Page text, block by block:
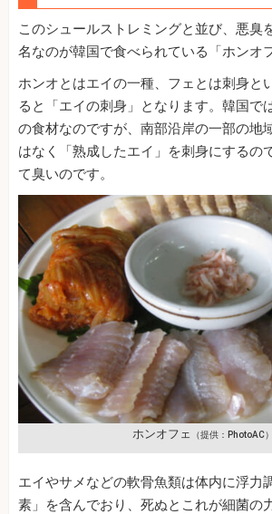
このシュールストレミングと並び、悪臭
名なのが韓国で食べられている「ホンオ
ホンオとはエイの一種、フェとは刺身と
ると「エイの刺身」となります。韓国で
の食材なのですが、南部沿岸の一部の地
はなく「熟成したエイ」を刺身にするの
て臭いのです。
ホンオフェ （提供：PhotoAC）
エイやサメなどの軟骨魚類は体内に浮力
素」を含んでおり、死ぬとこれが細菌の